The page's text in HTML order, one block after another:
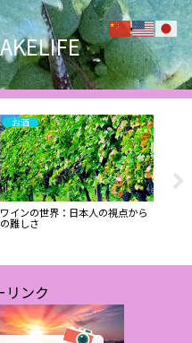
お酒
ワインの世界：日本人の視点から
の難しさ
飲
リンク